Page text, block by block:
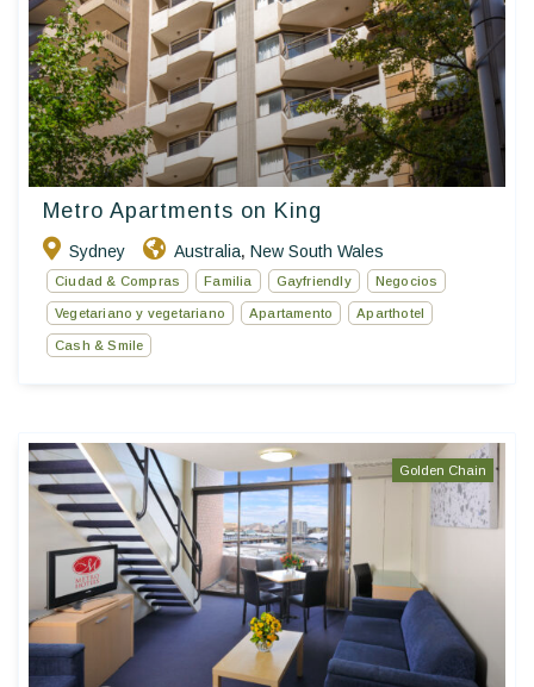
Metro Apartments on King
Sydney Australia, New South Wales
Ciudad & Compras Familia Gayfriendly Negocios
Vegetariano y vegetariano Apartamento Aparthotel
Cash & Smile
Golden Chain